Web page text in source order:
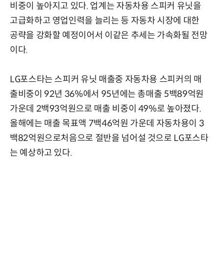
비중이 높아지고 있다. 업계는 자동차용 스피커 유닛을
고급화하고 영업인력을 늘리는 등 자동차 시장에 대한
공략을 강화할 예정이어서 이같은 추세는 가속화될 전망
이다.
LG포스타는 스피커 유닛 매출중 자동차용 스피커의 매
출비중이 92년 36%에서 95년에는 총매출 5백89억원
가운데 2백93억원으로 매출 비중이 49%로 높아졌다.
올해에는 매출 목표액 7백46억원 가운데 자동차용이 3
백82억원으로처음으로 절반을 넘어설 것으로 LG포스타
는 예상하고 있다.